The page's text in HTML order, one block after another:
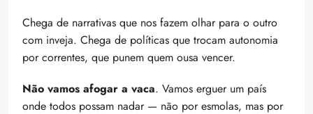
Chega de narrativas que nos fazem olhar para o outro
com inveja. Chega de políticas que trocam autonomia
por correntes, que punem quem ousa vencer.
Não vamos afogar a vaca. Vamos erguer um país
onde todos possam nadar — não por esmolas, mas por